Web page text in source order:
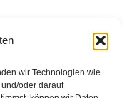
wir Technologien wie
oder darauf